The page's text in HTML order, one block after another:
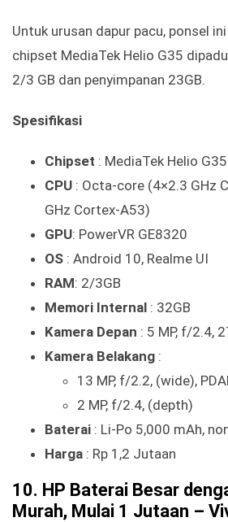
Untuk urusan dapur pacu, ponsel
chipset MediaTek Helio G35
2/3 GB dan penyimpanan 23GB.
Spesifikasi
Chipset : MediaTek Helio
CPU : Octa-core (4×2.3 GHz
GHz Cortex-A53)
GPU: PowerVR GE8320
OS : Android 10, Realme UI
RAM: 2/3GB
Memori Internal : 32GB
Kamera Depan : 5 MP, f/2.4,
Kamera Belakang :
13 MP, f/2.2, (wide),
2 MP, f/2.4, (depth)
Baterai : Li-Po 5,000 mAh,
Harga : Rp 1,2 Jutaan
10. HP Baterai Besar
Murah, Mulai 1 Jutaan –